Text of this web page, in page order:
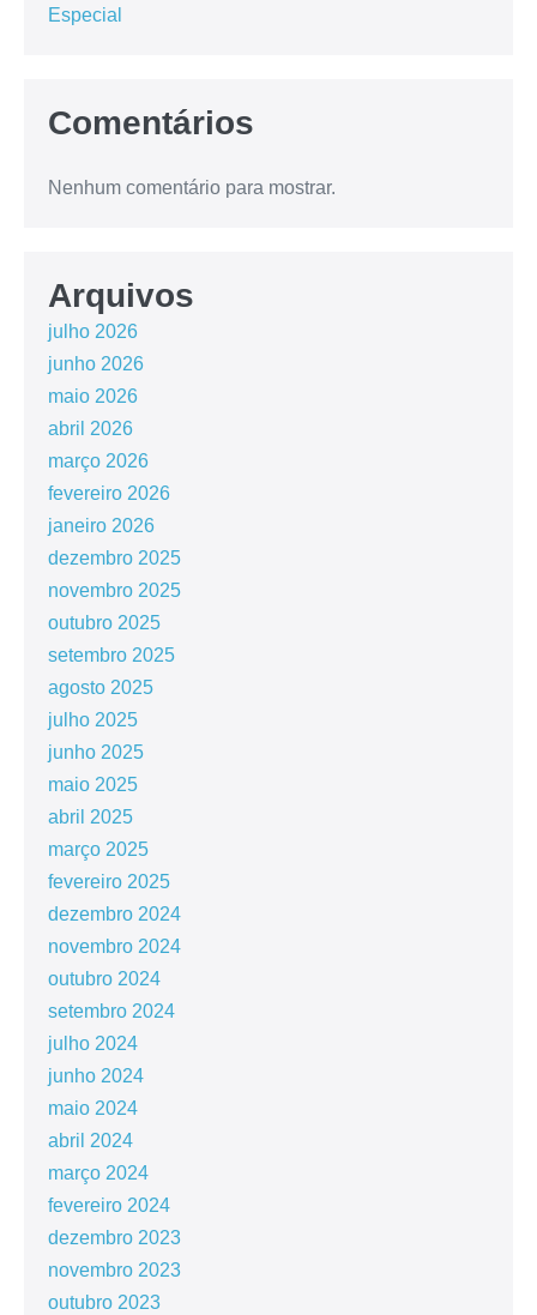
Especial
Comentários
Nenhum comentário para mostrar.
Arquivos
julho 2026
junho 2026
maio 2026
abril 2026
março 2026
fevereiro 2026
janeiro 2026
dezembro 2025
novembro 2025
outubro 2025
setembro 2025
agosto 2025
julho 2025
junho 2025
maio 2025
abril 2025
março 2025
fevereiro 2025
dezembro 2024
novembro 2024
outubro 2024
setembro 2024
julho 2024
junho 2024
maio 2024
abril 2024
março 2024
fevereiro 2024
dezembro 2023
novembro 2023
outubro 2023